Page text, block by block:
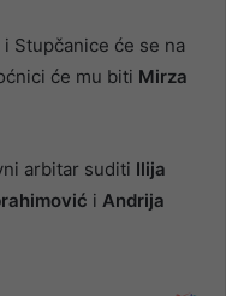
Stupčanice će se na
će mu biti Mirza
arbitar suditi Ilija
i Andrija